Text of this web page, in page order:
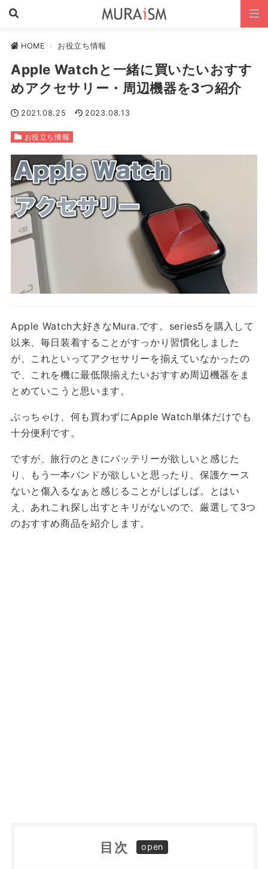
HOME > お役立ち情報
Apple Watchと一緒に買いたいおすす
めアクセサリー・周辺機器を3つ紹介
2021.08.25 2023.08.13
お役立ち情報
Apple Watch大好きなMura.です。series5を購入して
以来、毎日装着することがすっかり習慣化しました
が、これといってアクセサリーを揃えていなかったの
で、これを機に最低限揃えたいおすすめ周辺機器をま
とめていこうと思います。
ぶっちゃけ、何も買わずにApple Watch単体だけでも
十分便利です。
ですが、旅行のときにバッテリーが欲しいと感じた
り、もう一本バンドが欲しいと思ったり、保護ケース
ないと傷入るなぁと感じることがしばしば。とはい
え、あれこれ探し出すとキリがないので、厳選して3つ
のおすすめ商品を紹介します。
目次